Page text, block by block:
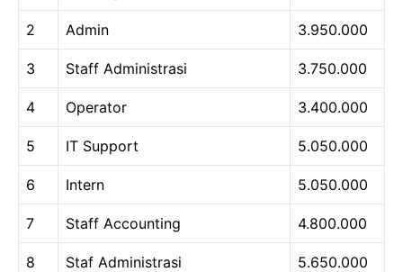
2 Admin 3.950.000
3 Staff Administrasi 3.750.000
4 Operator 3.400.000
5 IT Support 5.050.000
6 Intern 5.050.000
7 Staff Accounting 4.800.000
8 Staf Administrasi 5.650.000